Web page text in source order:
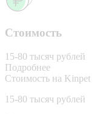
Стоимость
15-80 тысяч рублей
Подробнее
Стоимость на Kinpet
15-80 тысяч рублей